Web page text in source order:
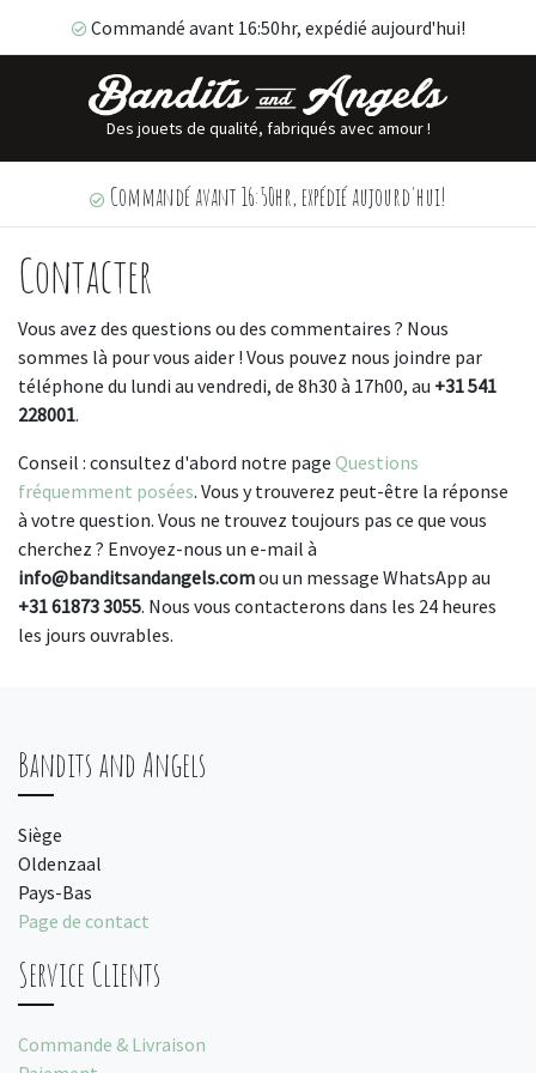
Commandé avant 16:50hr, expédié aujourd'hui!
Des jouets de qualité, fabriqués avec amour !
Commandé avant 16:50hr, expédié aujourd'hui!
Contacter
Vous avez des questions ou des commentaires ? Nous
sommes là pour vous aider ! Vous pouvez nous joindre par
téléphone du lundi au vendredi, de 8h30 à 17h00, au +31 541
228001.
Conseil : consultez d'abord notre page Questions
fréquemment posées. Vous y trouverez peut-être la réponse
à votre question. Vous ne trouvez toujours pas ce que vous
cherchez ? Envoyez-nous un e-mail à
info@banditsandangels.comou un message WhatsApp au
+31 61873 3055. Nous vous contacterons dans les 24 heures
les jours ouvrables.
Bandits and Angels
Siège
Oldenzaal
Pays-Bas
Page de contact
Service Clients
Commande & Livraison